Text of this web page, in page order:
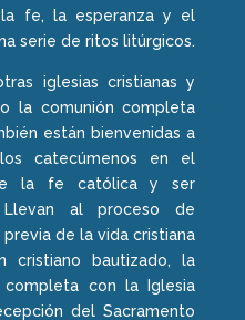
fe, la esperanza y el
serie de ritos litúrgicos.
iglesias cristianas y
la comunión completa
están bienvenidas a
catecúmenos en el
la fe católica y ser
al proceso de
de la vida cristiana
cristiano bautizado, la
con la Iglesia
del Sacramento